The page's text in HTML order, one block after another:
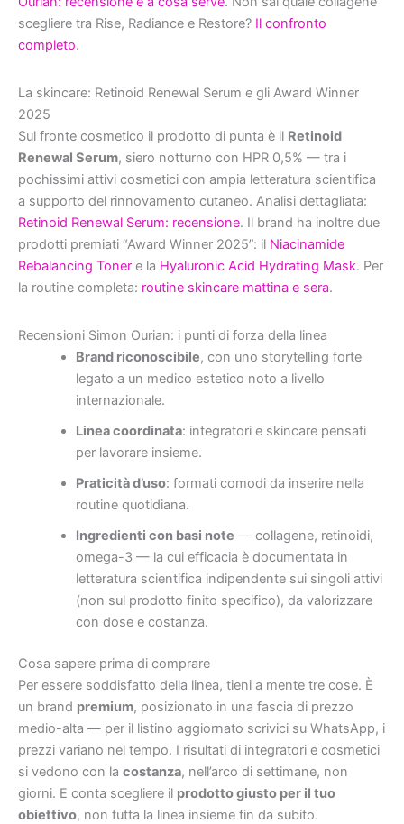
scegliere tra Rise, Radiance e Restore? Il confronto
completo.
La skincare: Retinoid Renewal Serum e gli Award Winner
2025
Sul fronte cosmetico il prodotto di punta è il Retinoid
Renewal Serum, siero notturno con HPR 0,5% — tra i
pochissimi attivi cosmetici con ampia letteratura scientifica
a supporto del rinnovamento cutaneo. Analisi dettagliata:
Retinoid Renewal Serum: recensione. Il brand ha inoltre due
prodotti premiati “Award Winner 2025”: il Niacinamide
Rebalancing Toner e la Hyaluronic Acid Hydrating Mask. Per
la routine completa: routine skincare mattina e sera.
Recensioni Simon Ourian: i punti di forza della linea
Brand riconoscibile, con uno storytelling forte
legato a un medico estetico noto a livello
internazionale.
Linea coordinata: integratori e skincare pensati
per lavorare insieme.
Praticità d’uso: formati comodi da inserire nella
routine quotidiana.
Ingredienti con basi note — collagene, retinoidi,
omega-3 — la cui efficacia è documentata in
letteratura scientifica indipendente sui singoli attivi
(non sul prodotto finito specifico), da valorizzare
con dose e costanza.
Cosa sapere prima di comprare
Per essere soddisfatto della linea, tieni a mente tre cose. È
un brand premium, posizionato in una fascia di prezzo
medio-alta — per il listino aggiornato scrivici su WhatsApp, i
prezzi variano nel tempo. I risultati di integratori e cosmetici
si vedono con la costanza, nell’arco di settimane, non
giorni. E conta scegliere il prodotto giusto per il tuo
obiettivo, non tutta la linea insieme fin da subito.